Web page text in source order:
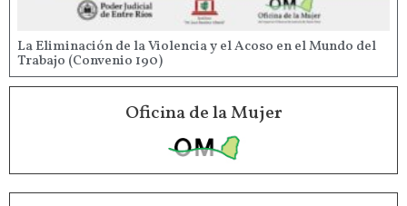
La Eliminación de la Violencia y el Acoso en el Mundo del
Trabajo (Convenio 190)
Oficina de la Mujer